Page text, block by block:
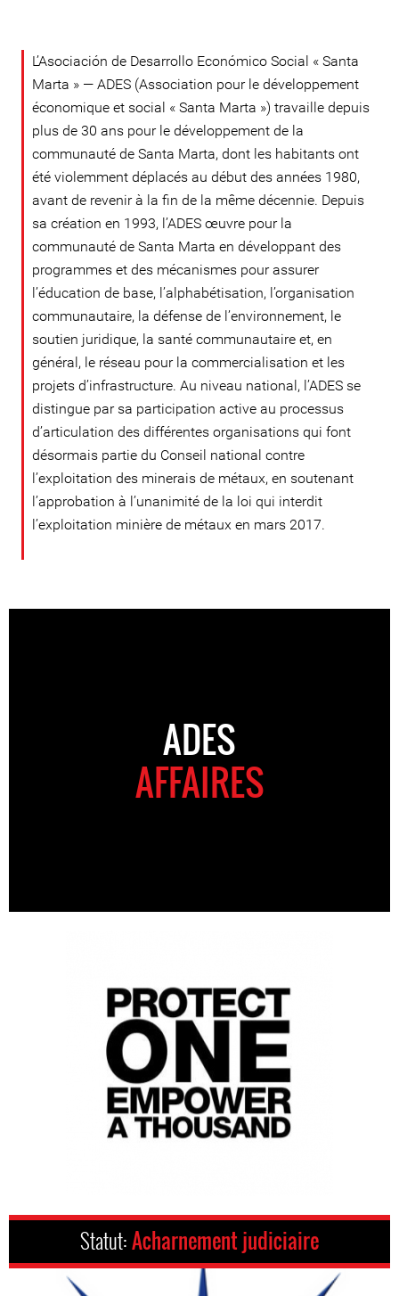
L’Asociación de Desarrollo Económico Social « Santa
Marta » — ADES (Association pour le développement
économique et social « Santa Marta ») travaille depuis
plus de 30 ans pour le développement de la
communauté de Santa Marta, dont les habitants ont
été violemment déplacés au début des années 1980,
avant de revenir à la fin de la même décennie. Depuis
sa création en 1993, l’ADES œuvre pour la
communauté de Santa Marta en développant des
programmes et des mécanismes pour assurer
l’éducation de base, l’alphabétisation, l’organisation
communautaire, la défense de l’environnement, le
soutien juridique, la santé communautaire et, en
général, le réseau pour la commercialisation et les
projets d’infrastructure. Au niveau national, l’ADES se
distingue par sa participation active au processus
d’articulation des différentes organisations qui font
désormais partie du Conseil national contre
l’exploitation des minerais de métaux, en soutenant
l’approbation à l’unanimité de la loi qui interdit
l’exploitation minière de métaux en mars 2017.
ADES
AFFAIRES
Statut:Acharnement judiciaire